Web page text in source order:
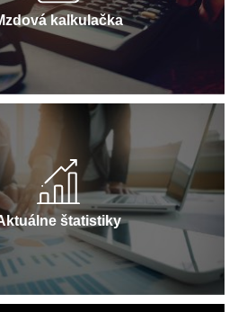
kalkulačka
štatistiky